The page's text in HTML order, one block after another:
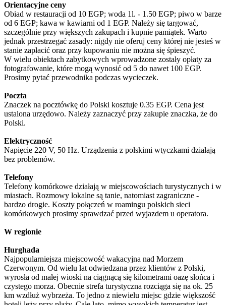
Orientacyjne ceny
Obiad w restauracji od 10 EGP; woda 1l. - 1.50 EGP; piwo w barze
od 6 EGP; kawa w kawiarni od 1 EGP. Należy się targować,
szczególnie przy większych zakupach i kupnie pamiątek. Warto
jednak przestrzegać zasady: nigdy nie oferuj ceny której nie jesteś w
stanie zapłacić oraz przy kupowaniu nie można się śpieszyć.
W wielu obiektach zabytkowych wprowadzone zostały opłaty za
fotografowanie, które mogą wynosić od 5 do nawet 100 EGP.
Prosimy pytać przewodnika podczas wycieczek.
Poczta
Znaczek na pocztówkę do Polski kosztuje 0.35 EGP. Cena jest
ustalona urzędowo. Należy zaznaczyć przy zakupie znaczka, że do
Polski.
Elektryczność
Napięcie 220 V, 50 Hz. Urządzenia z polskimi wtyczkami działają
bez problemów.
Telefony
Telefony komórkowe działają w miejscowościach turystycznych i w
miastach. Rozmowy lokalne są tanie, natomiast zagraniczne -
bardzo drogie. Koszty połączeń w roamingu polskich sieci
komórkowych prosimy sprawdzać przed wyjazdem u operatora.
W regionie
Hurghada
Najpopularniejsza miejscowość wakacyjna nad Morzem
Czerwonym. Od wielu lat odwiedzana przez klientów z Polski,
wyrosła od małej wioski na ciągnącą się kilometrami oazę słońca i
czystego morza. Obecnie strefa turystyczna rozciąga się na ok. 25
km wzdłuż wybrzeża. To jedno z niewielu miejsc gdzie większość